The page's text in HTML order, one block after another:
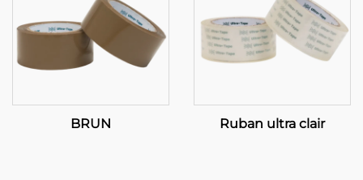
BRUN Ruban ultra clair